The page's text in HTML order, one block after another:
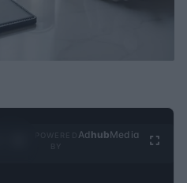
Ad hubMedia